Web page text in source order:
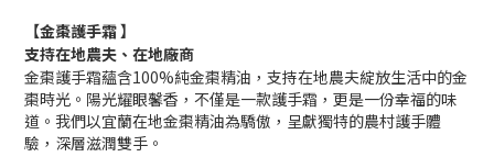
【金棗護手霜 】
支持在地農夫、在地廠商
金棗護手霜蘊含100%純金棗精油，支持在地農夫綻放生活中的金
棗時光。陽光耀眼馨香，不僅是一款護手霜，更是一份幸福的味
道。我們以宜蘭在地金棗精油為驕傲，呈獻獨特的農村護手體
驗，深層滋潤雙手。